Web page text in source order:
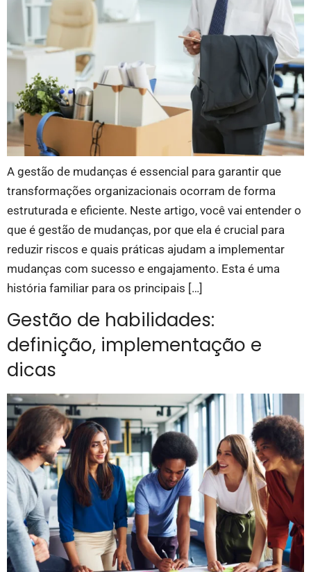
A gestão de mudanças é essencial para garantir que
transformações organizacionais ocorram de forma
estruturada e eficiente. Neste artigo, você vai entender o
que é gestão de mudanças, por que ela é crucial para
reduzir riscos e quais práticas ajudam a implementar
mudanças com sucesso e engajamento. Esta é uma
história familiar para os principais […]
Gestão de habilidades:
definição, implementação e
dicas